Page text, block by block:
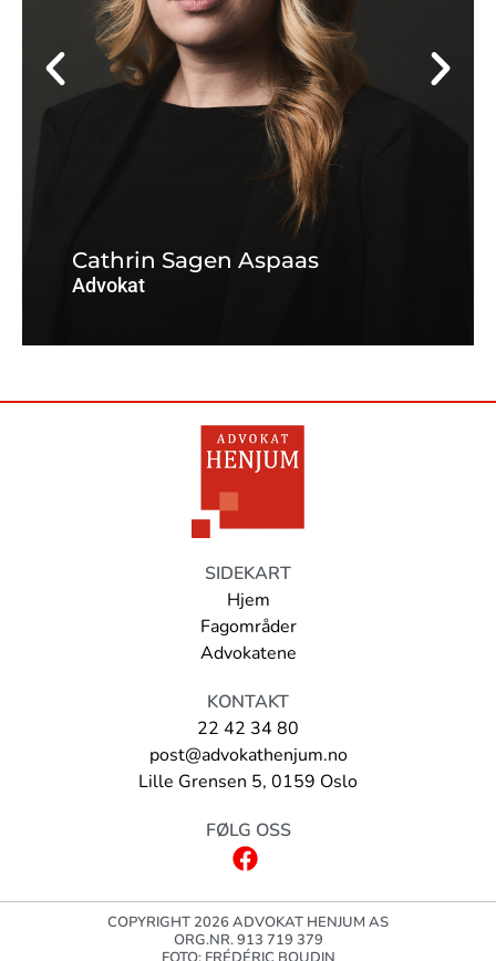
Cathrin Sagen Aspaas
Advokat
cathrin@advokathenjum.no
+47 97581740
SIDEKART
Hjem
Fagområder
Advokatene
KONTAKT
22 42 34 80
post@advokathenjum.no
Lille Grensen 5, 0159 Oslo
FØLG OSS
Facebook
COPYRIGHT 2026 ADVOKAT HENJUM AS
ORG.NR. 913 719 379